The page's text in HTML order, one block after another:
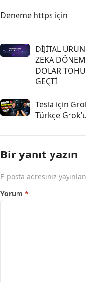
Deneme https için
DİJİTAL
ZEKA
DOLAR
GEÇTİ
Tesla için
Türkçe
Bir yanıt yazın
E-posta adresiniz
Yorum *